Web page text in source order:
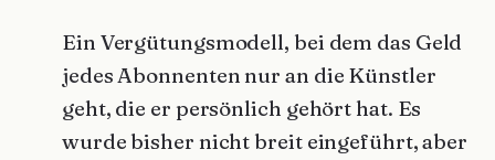
Ein Vergütungsmodell, bei dem das Geld
jedes Abonnenten nur an die Künstler
geht, die er persönlich gehört hat. Es
wurde bisher nicht breit eingeführt, aber